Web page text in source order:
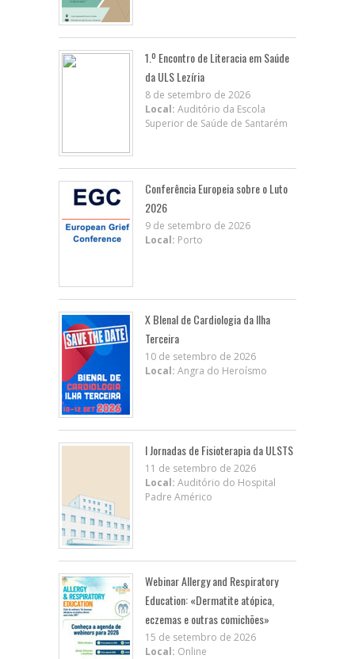
1.º Encontro de Literacia em Saúde
da ULS Lezíria
8 de setembro de 2026
Local: Auditório da Escola
Superior de Saúde de Santarém
Conferência Europeia sobre o Luto
2026
9 de setembro de 2026
Local: Porto
X BIenal de Cardiologia da Ilha
Terceira
10 de setembro de 2026
Local: Angra do Heroísmo
I Jornadas de Fisioterapia da ULSTS
11 de setembro de 2026
Local: Auditório do Hospital
Padre Américo
Webinar Allergy and Respiratory
Education: «Dermatite atópica,
eczemas e outras comichões»
15 de setembro de 2026
Local: Online